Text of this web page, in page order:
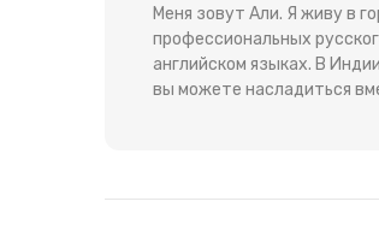
Меня зовут Али. Я живу в
профессиональных
английском языках. В
вы можете насладиться